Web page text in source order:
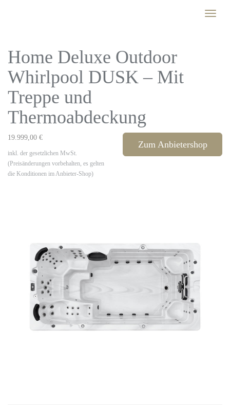
Toggle
Home Deluxe Outdoor
Whirlpool DUSK – Mit
Treppe und
Thermoabdeckung
19.999,00 €
inkl. der gesetzlichen MwSt.
(Preisänderungen vorbehalten, es gelten
die Konditionen im Anbieter-Shop)
Zum Anbietershop